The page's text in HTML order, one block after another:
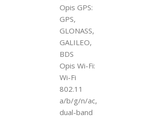
Opis GPS:
GPS,
GLONASS,
GALILEO,
BDS
Opis Wi-Fi:
Wi-Fi
802.11
a/b/g/n/ac,
dual-band